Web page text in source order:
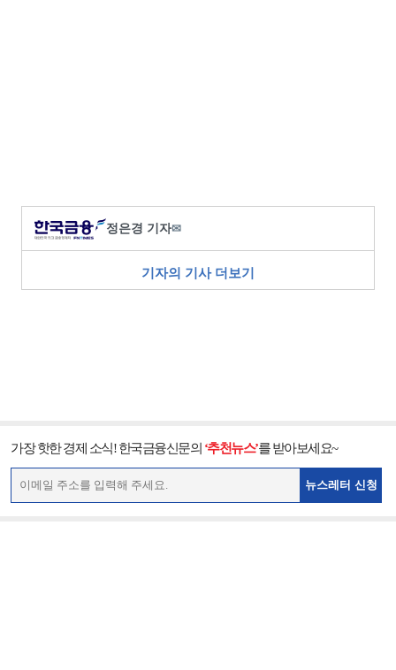
정은경 기자✉
기자의 기사 더보기
가장 핫한 경제 소식! 한국금융신문의 ‘추천뉴스’를 받아보세요~
뉴스레터 신청